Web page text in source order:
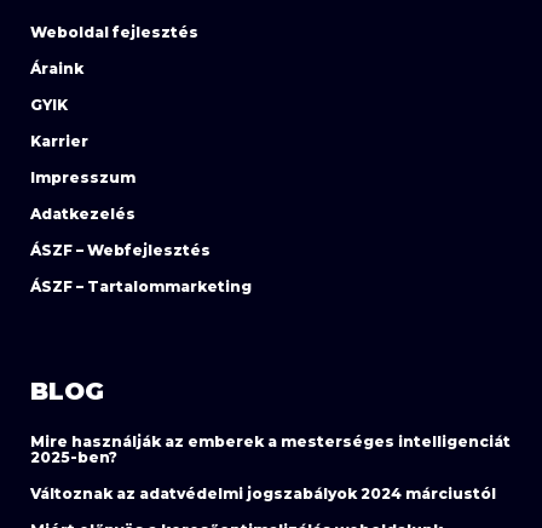
Weboldal fejlesztés
Áraink
GYIK
Karrier
Impresszum
Adatkezelés
ÁSZF – Webfejlesztés
ÁSZF – Tartalommarketing
BLOG
Mire használják az emberek a mesterséges intelligenciát
2025-ben?
Változnak az adatvédelmi jogszabályok 2024 márciustól